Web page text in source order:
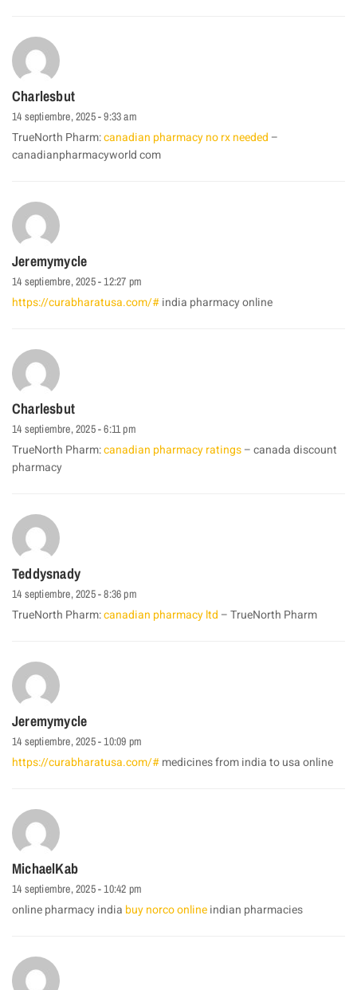
Charlesbut
14 septiembre, 2025 - 9:33 am
TrueNorth Pharm:canadian pharmacy no rx needed –
canadianpharmacyworld com
Jeremymycle
14 septiembre, 2025 - 12:27 pm
https://curabharatusa.com/#india pharmacy online
Charlesbut
14 septiembre, 2025 - 6:11 pm
TrueNorth Pharm:canadian pharmacy ratings– canada discount
pharmacy
Teddysnady
14 septiembre, 2025 - 8:36 pm
TrueNorth Pharm:canadian pharmacy ltd – TrueNorth Pharm
Jeremymycle
14 septiembre, 2025 - 10:09 pm
https://curabharatusa.com/#medicines from india to usa online
MichaelKab
14 septiembre, 2025 - 10:42 pm
online pharmacy india buy norco onlineindian pharmacies